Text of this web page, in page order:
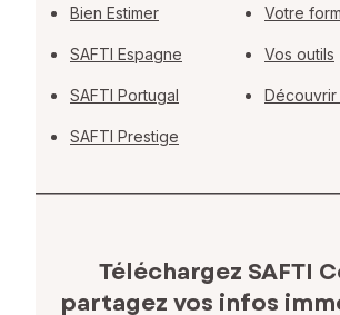
Bien Estimer
SAFTI Espagne
SAFTI Portugal
SAFTI Prestige
Votre
Vos outils
Découvrir
Téléchargez SAFTI
partagez vos infos